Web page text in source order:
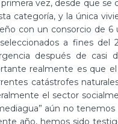
primera vez, desde que
categoría, y la única
con un consorcio de 6
a fines del
después de casi
realmente es que
catástrofes
el sector
aún no
año, hemos sido